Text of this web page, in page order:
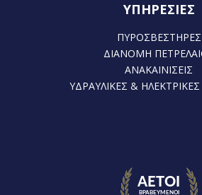
ΥΠΗΡΕΣΙΕΣ
ΠΥΡΟΣΒΕΣΤΗΡΕΣ
ΔΙΑΝΟΜΗ
ΑΝΑΚΑΙΝΙΣΕΙΣ
ΥΔΡΑΥΛΙΚΕΣ & ΗΛΕΚΤΡΙΚΕΣ